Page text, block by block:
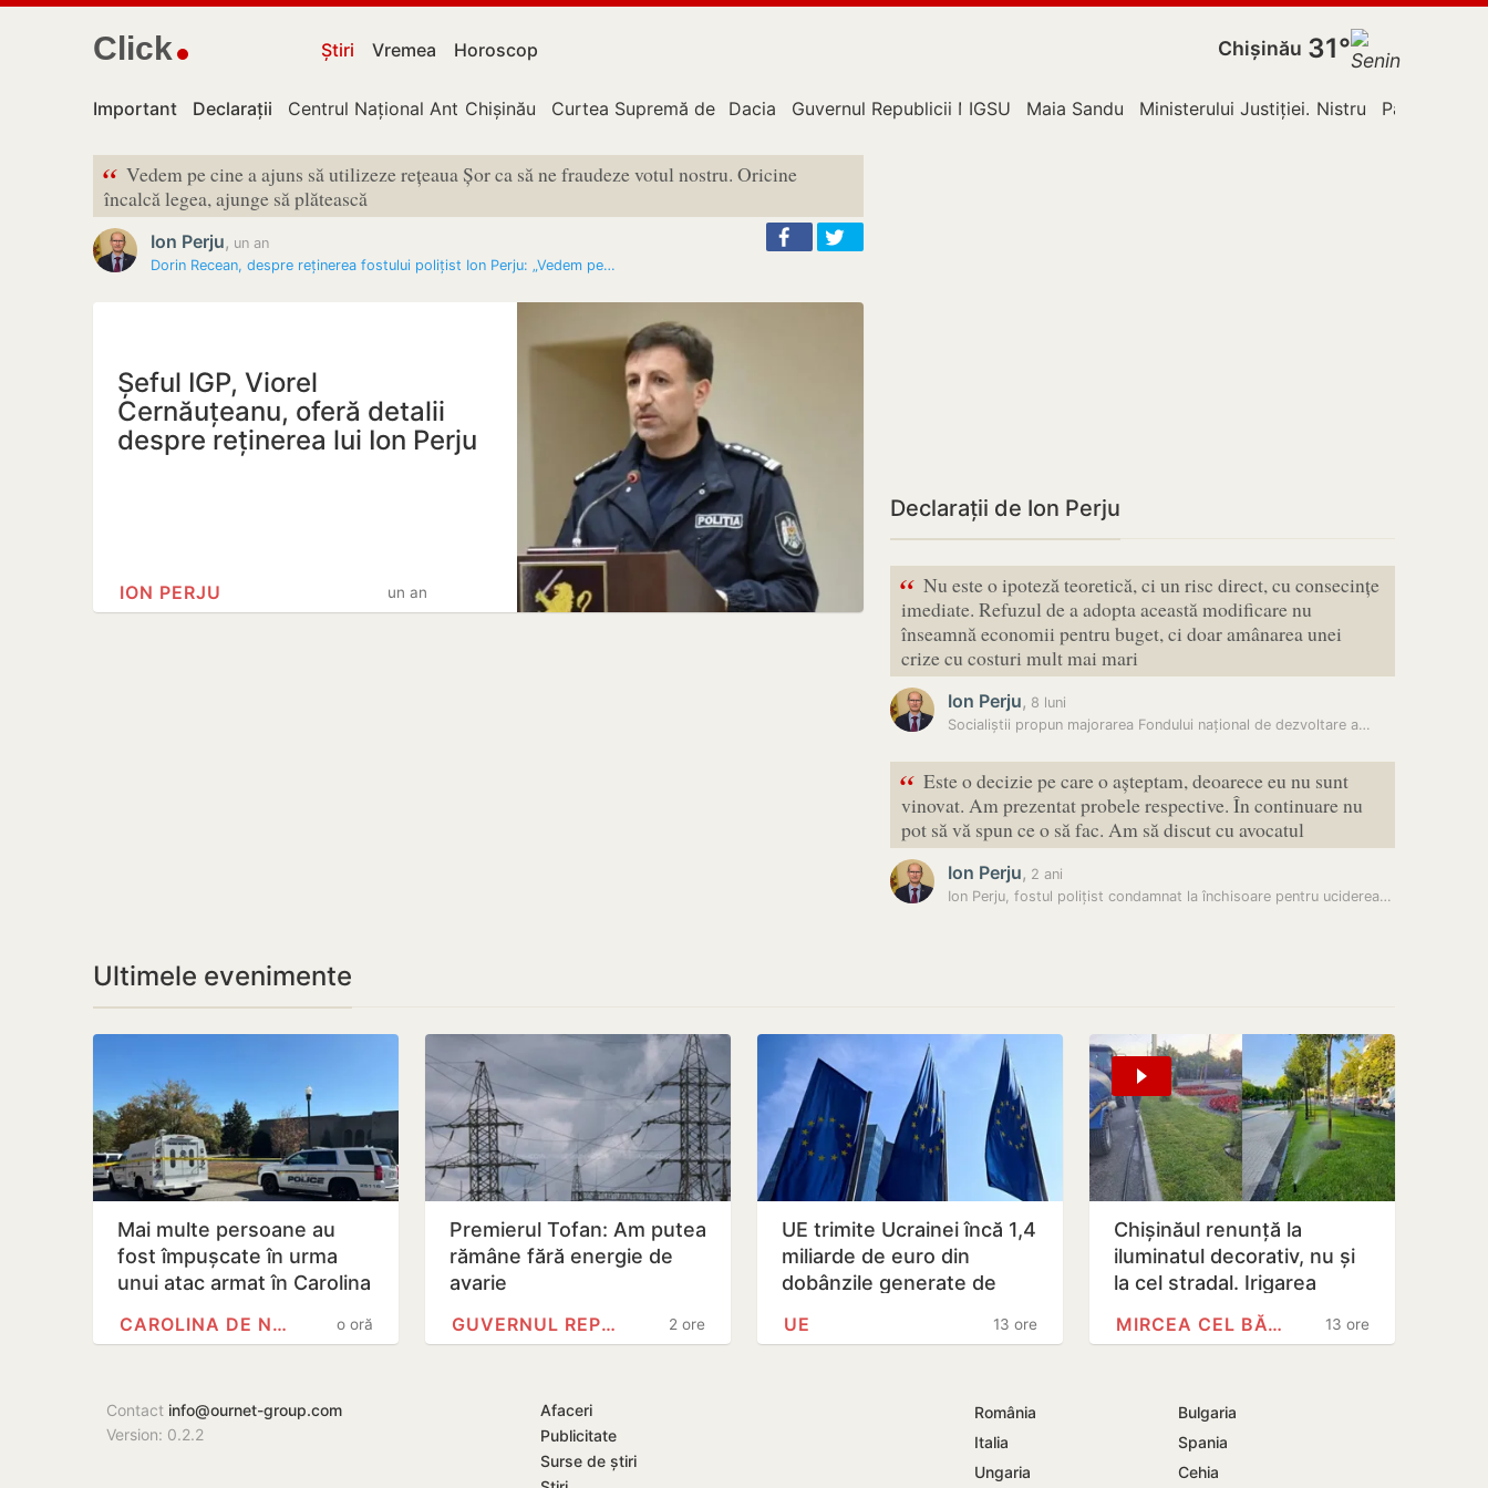
Click Știri Vremea Horoscop Chișinău 31°
Important Declarații Centrul Național Anticorupție
Chișinău Curtea Supremă de Justiție
Dacia Guvernul Republicii Moldova
IGSU Maia Sandu Ministerului Justiției Nistru Partidul
“ Vedem pe cine a ajuns să utilizeze rețeaua Șor ca să ne fraudeze votul nostru. Oricine
încalcă legea, ajunge să plătească
Ion Perju, un an
Dorin Recean, despre reținerea fostului polițist Ion Perju: „Vedem pe…
Șeful IGP, Viorel
Cernăuțeanu, oferă detalii
despre reținerea lui Ion Perju
un an
ION PERJU
Declarații de Ion Perju
“ Nu este o ipoteză teoretică, ci un risc direct, cu consecințe
imediate. Refuzul de a adopta această modificare nu
înseamnă economii pentru buget, ci doar amânarea unei
crize cu costuri mult mai mari
Ion Perju, 8 luni
Socialiștii propun majorarea Fondului național de dezvoltare a…
“ Este o decizie pe care o așteptam, deoarece eu nu sunt
vinovat. Am prezentat probele respective. În continuare nu
pot să vă spun ce o să fac. Am să discut cu avocatul
Ion Perju, 2 ani
Ion Perju, fostul polițist condamnat la închisoare pentru uciderea lui…
Ultimele evenimente
Mai multe persoane au
fost împușcate în urma
unui atac armat în Carolina
o oră
CAROLINA DE NORD
Premierul Tofan: Am putea
rămâne fără energie de
avarie
2 ore
GUVERNUL REPUBLICII MOLDOVA
UE trimite Ucrainei încă 1,4
miliarde de euro din
dobânzile generate de
13 ore
UE
Chișinăul renunță la
iluminatul decorativ, nu și
la cel stradal. Irigarea
spațiilor verzi nu va fi…
13 ore
MIRCEA CEL BĂTRÂN
Contact info@ournet-group.com
Version: 0.2.2
Afaceri
Publicitate
Surse de știri
România
Bulgaria
Italia
Spania
Ungaria
Cehia